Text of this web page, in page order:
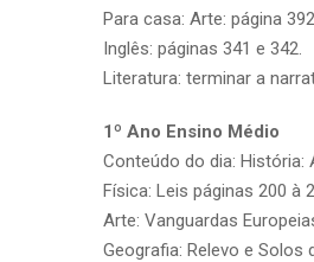
Para casa: Arte: página 392.
Inglês: páginas 341 e 342.
Literatura: terminar a
1º Ano Ensino Médio
Conteúdo do dia:
Física: Leis páginas 200 à
Arte: Vanguardas
Geografia: Relevo e Solos